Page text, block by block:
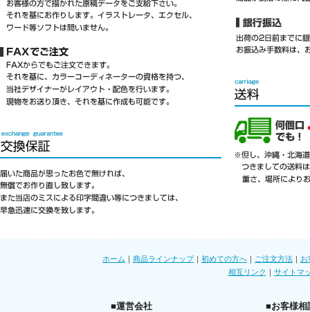
ホーム ｜ 商品ラインナップ｜ 初めての方へ ｜ ご注文方法 ｜ お
相互リンク ｜ サイトマ
■運営会社 ■お客様相